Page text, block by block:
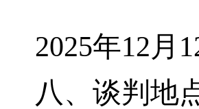
2025年12月
八、 谈判地